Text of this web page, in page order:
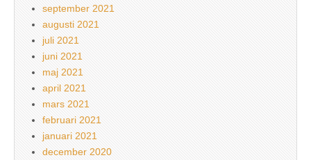
september 2021
augusti 2021
juli 2021
juni 2021
maj 2021
april 2021
mars 2021
februari 2021
januari 2021
december 2020